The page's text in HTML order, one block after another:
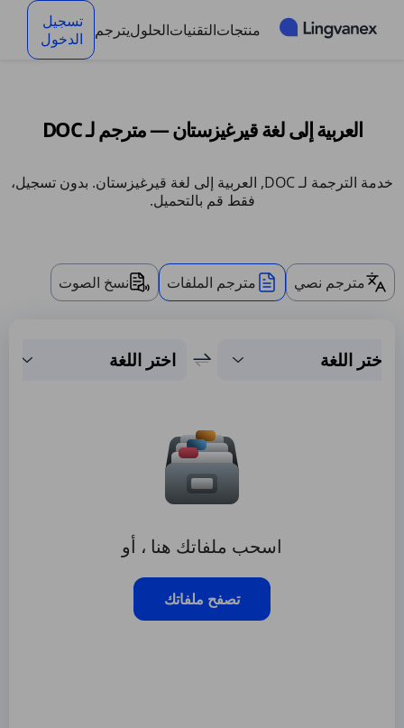
منتجاتالتقنياتالحلوليترجم
تسجيل
الدخول
العربية إلى لغة قيرغيزستان — مترجم لـ DOC
خدمة الترجمة لـ DOC, العربية إلى لغة قيرغيزستان. بدون تسجيل،
فقط قم بالتحميل.
مترجم نصي مترجم الملفات نسخ الصوت
اختر اللغة اختر اللغة
اسحب ملفاتك هنا ، أو
تصفح ملفاتك